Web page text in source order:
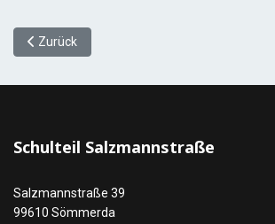
Vorheriger Beitrag: Neue Mensa am
Zurück
Schulteil Salzmannstraße
Salzmannstraße 39
99610 Sömmerda